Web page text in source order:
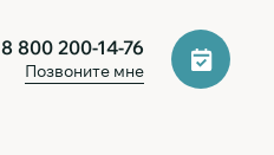
8 800 200-14-76
Позвоните мне